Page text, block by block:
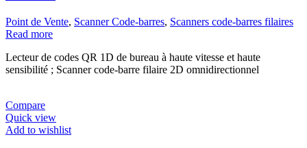
Point de Vente, Scanner Code-barres, Scanners code-barres filaires
Read more
Lecteur de codes QR 1D de bureau à haute vitesse et haute
sensibilité ; Scanner code-barre filaire 2D omnidirectionnel
Compare
Quick view
Add to wishlist